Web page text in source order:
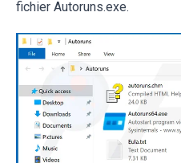
fichier Autoruns.exe.